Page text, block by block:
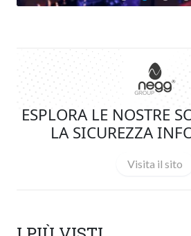
ESPLORA LE NOSTRE
LA SICUREZZA
Visita il sito